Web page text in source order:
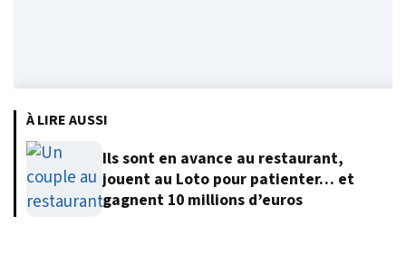
À LIRE AUSSI
Ils sont en avance au restaurant,
jouent au Loto pour patienter… et
gagnent 10 millions d’euros